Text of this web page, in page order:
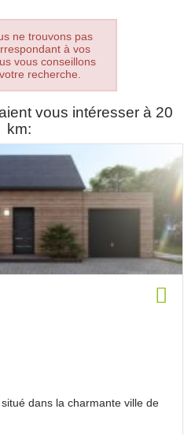
ne trouvons pas
à vos
vous conseillons
recherche.
vous intéresser à 20
km:
dans la charmante ville de